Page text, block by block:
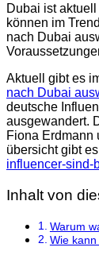
Dubai ist
können im
nach Dubai
Aktuell gibt es
nach Dubai
deutsche
ausgewandert.
Fiona Erdmann
übersicht gibt
influencer-sind-
Inhalt von
Warum
Wie